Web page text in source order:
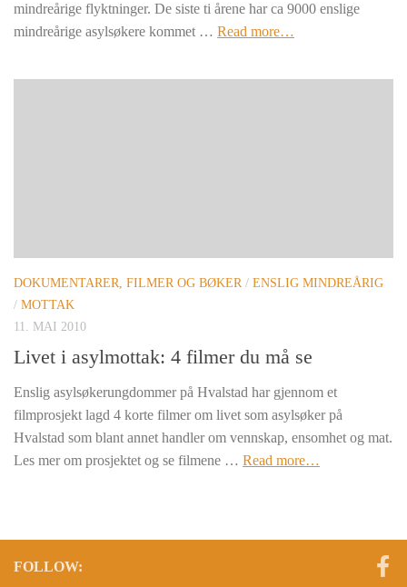
mindreårige flyktninger. De siste ti årene har ca 9000 enslige
mindreårige asylsøkere kommet … Read more…
DOKUMENTARER, FILMER OG BØKER / ENSLIG MINDREÅRIG
/ MOTTAK
11. MAI 2010
Livet i asylmottak: 4 filmer du må se
Enslig asylsøkerungdommer på Hvalstad har gjennom et
filmprosjekt lagd 4 korte filmer om livet som asylsøker på
Hvalstad som blant annet handler om vennskap, ensomhet og mat.
Les mer om prosjektet og se filmene … Read more…
FOLLOW: